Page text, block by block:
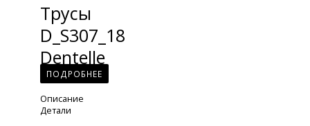
Трусы
D_S307_18
Dentelle
ПОДРОБНЕЕ
Описание
Детали